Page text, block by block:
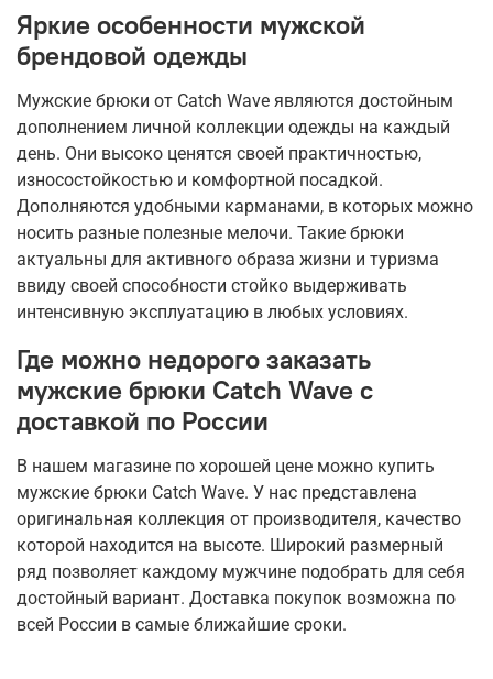
Яркие особенности мужской
брендовой одежды
Мужские брюки от Catch Wave являются достойным
дополнением личной коллекции одежды на каждый
день. Они высоко ценятся своей практичностью,
износостойкостью и комфортной посадкой.
Дополняются удобными карманами, в которых можно
носить разные полезные мелочи. Такие брюки
актуальны для активного образа жизни и туризма
ввиду своей способности стойко выдерживать
интенсивную эксплуатацию в любых условиях.
Где можно недорого заказать
мужские брюки Catch Wave с
доставкой по России
В нашем магазине по хорошей цене можно купить
мужские брюки Catch Wave. У нас представлена
оригинальная коллекция от производителя, качество
которой находится на высоте. Широкий размерный
ряд позволяет каждому мужчине подобрать для себя
достойный вариант. Доставка покупок возможна по
всей России в самые ближайшие сроки.